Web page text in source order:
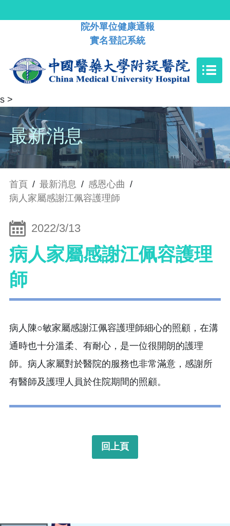
院外單位健康通報
實名登記系統
s >
最新消息
首頁 / 最新消息 / 感恩心曲 /
病人家屬感謝江佩容護理師
2022/3/13
病人家屬感謝江佩容護理
師
病人陳○敏家屬感謝江佩容護理師細心的照顧，在溝
通時也十分溫柔、有耐心，是一位很開朗的護理
師。病人家屬對於醫院的服務也非常滿意，感謝所
有醫師及護理人員於住院期間的照顧。
回上頁